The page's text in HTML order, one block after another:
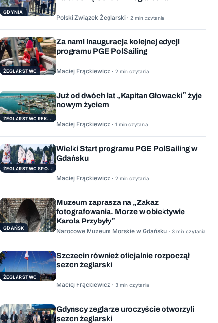
GDYNIA
Polski Związek Żeglarski · 2 min czytania
ŻEGLARSTWO
Za nami inauguracja kolejnej edycji
programu PGE PolSailing
Maciej Frąckiewicz · 2 min czytania
ŻEGLARSTWO REKERACYJNE
Już od dwóch lat „Kapitan Głowacki” żyje
nowym życiem
Maciej Frąckiewicz · 1 min czytania
ŻEGLARSTWO SPORTOWE
Wielki Start programu PGE PolSailing w
Gdańsku
Maciej Frąckiewicz · 2 min czytania
GDAŃSK
Muzeum zaprasza na „Zakaz
fotografowania. Morze w obiektywie
Karola Przybyły”
Narodowe Muzeum Morskie w Gdańsku · 3 min czytania
ŻEGLARSTWO
Szczecin również oficjalnie rozpoczął
sezon żeglarski
Maciej Frąckiewicz · 3 min czytania
Gdyńscy żeglarze uroczyście otworzyli
sezon żeglarski